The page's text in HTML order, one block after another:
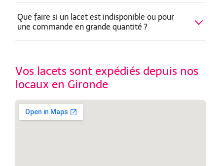
Que faire si un lacet est indisponible ou pour
une commande en grande quantité ?
Vos lacets sont expédiés depuis nos
locaux en Gironde